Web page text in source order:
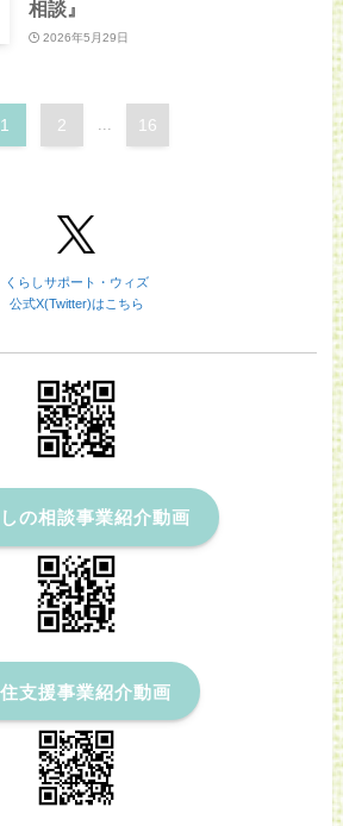
相談』
2026年5月29日
1 2 16
くらしサポート・ウィズ
公式X(Twitter)はこちら
しの相談事業紹介動画
支援事業紹介動画